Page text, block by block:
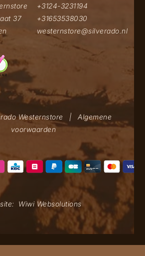
37
+3124-3231194
+31653538030
westernstore@silverado.nl
Westernstore |
Algemene
voorwaarden
Wiwi Websolutions